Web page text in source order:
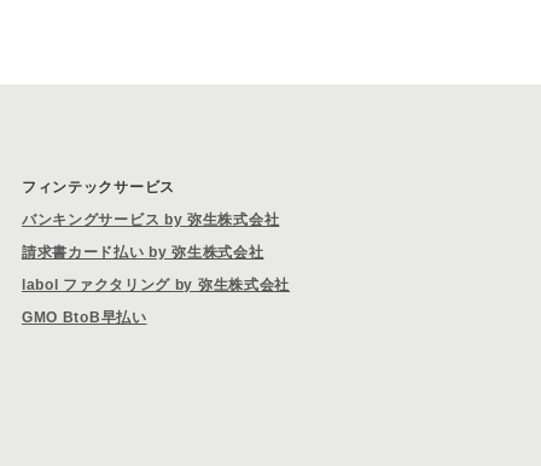
フィンテックサービス
バンキングサービス by 弥生株式会社
請求書カード払い by 弥生株式会社
labol ファクタリング by 弥生株式会社
GMO BtoB早払い